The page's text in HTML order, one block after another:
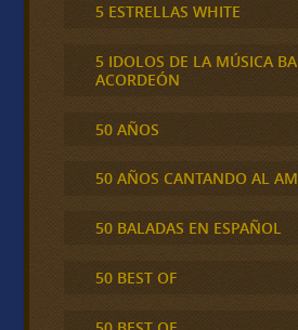
5 ESTRELLAS WHITE
5 IDOLOS DE LA MÚSICA
ACORDEÓN
50 AÑOS
50 AÑOS CANTANDO AL
50 BALADAS EN ESPAÑOL
50 BEST OF